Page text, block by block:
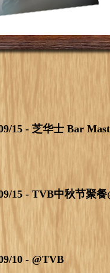
15 - 芝华士 Bar
15 - TVB中秋节聚餐
10 - @TVB